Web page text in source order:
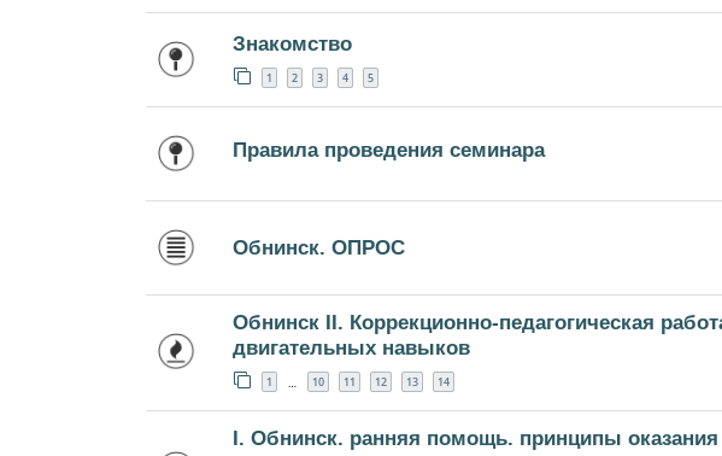
Знакомство
1 2 3 4 5
Правила проведения семинара
Обнинск. ОПРОС
Обнинск II. Коррекционно-педагогическая
двигательных навыков
1 … 10 11 12 13 14
I. Обнинск. ранняя помощь. принципы